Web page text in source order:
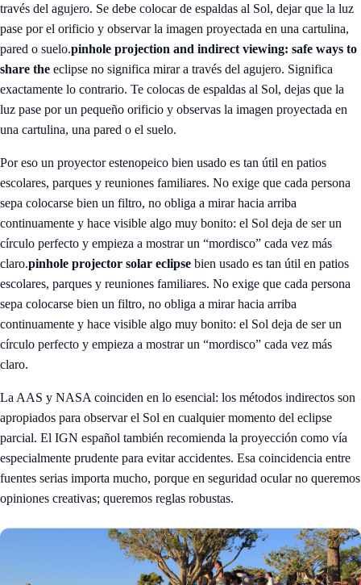
través del agujero. Se debe colocar de espaldas al Sol, dejar que la luz
pase por el orificio y observar la imagen proyectada en una cartulina,
pared o suelo.pinhole projection and indirect viewing: safe ways to
share the eclipse no significa mirar a través del agujero. Significa
exactamente lo contrario. Te colocas de espaldas al Sol, dejas que la
luz pase por un pequeño orificio y observas la imagen proyectada en
una cartulina, una pared o el suelo.
Por eso un proyector estenopeico bien usado es tan útil en patios
escolares, parques y reuniones familiares. No exige que cada persona
sepa colocarse bien un filtro, no obliga a mirar hacia arriba
continuamente y hace visible algo muy bonito: el Sol deja de ser un
círculo perfecto y empieza a mostrar un “mordisco” cada vez más
claro.pinhole projector solar eclipse bien usado es tan útil en patios
escolares, parques y reuniones familiares. No exige que cada persona
sepa colocarse bien un filtro, no obliga a mirar hacia arriba
continuamente y hace visible algo muy bonito: el Sol deja de ser un
círculo perfecto y empieza a mostrar un “mordisco” cada vez más
claro.
La AAS y NASA coinciden en lo esencial: los métodos indirectos son
apropiados para observar el Sol en cualquier momento del eclipse
parcial. El IGN español también recomienda la proyección como vía
especialmente prudente para evitar accidentes. Esa coincidencia entre
fuentes serias importa mucho, porque en seguridad ocular no queremos
opiniones creativas; queremos reglas robustas.